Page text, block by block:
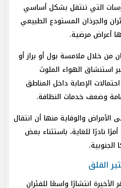
التي تنتقل بشكل أساسي
والجرذان المستودع الطبيعي
أعراض مرضية.
من خلال ملامسة بول أو براز أو
استنشاق الهواء الملوث
الإصابة داخل المناطق
وضعف خدمات النظافة.
والوقاية منها أن انتقال
نادرًا للغاية، باستثناء بعض
القلق
انتشارًا واسعًا للفئران